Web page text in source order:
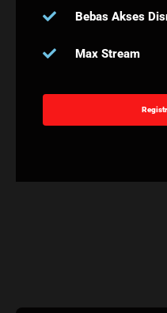
Bebas Akses
Max Stream